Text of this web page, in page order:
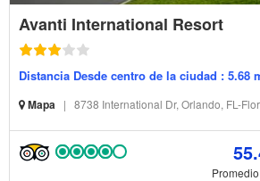
Avanti International Resort
Distancia Desde centro de la ciudad : 5.68
Mapa | 8738 International Dr, Orlando, FL-